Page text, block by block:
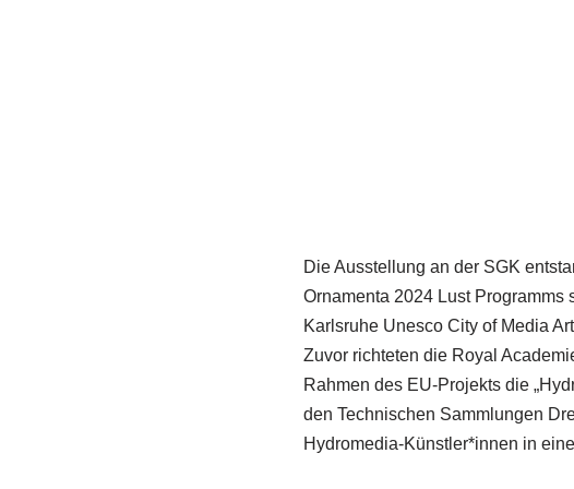
Die Ausstellung an der SGK
Ornamenta 2024 Lust Programms
Karlsruhe Unesco City of Media
Zuvor richteten die Royal
Rahmen des EU-Projekts die
den Technischen Sammlungen
Hydromedia-Künstler*innen in